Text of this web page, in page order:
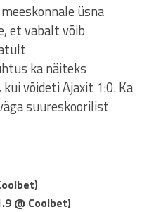
üsna
et vabalt võib
ka näiteks
võideti Ajaxit 1:0. Ka
suureskoorilist
@ Coolbet)